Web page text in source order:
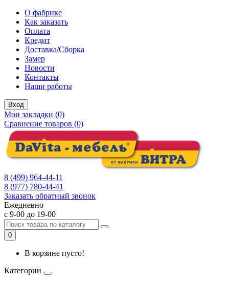
О фабрике
Как заказать
Оплата
Кредит
Доставка/Сборка
Замер
Новости
Контакты
Наши работы
Вход
Мои закладки (0)
Сравнение товаров (0)
8 (499) 964-44-11
8 (977) 780-44-41
Заказать обратный звонок
Ежедневно
с 9-00 до 19-00
0
В корзине пусто!
Категории